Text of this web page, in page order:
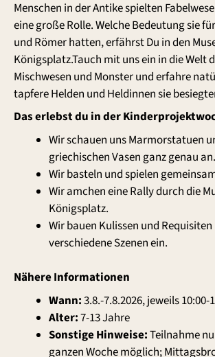
Menschen in der Antike spielten
eine große Rolle. Welche Bedeutung sie
und Römer hatten, erfährst Du in den
Königsplatz.Tauch mit uns ein in die Welt
Mischwesen und Monster und erfahre
tapfere Helden und Heldinnen sie
Das erlebst du in der
Wir schauen uns Marmorstatuen
griechischen Vasen ganz genau an.
Wir basteln und spielen
Wir amchen eine Rally durch die
Königsplatz.
Wir bauen Kulissen und
verschiedene Szenen ein.
Nähere Informationen
Wann:3.8.-7.8.2026, jeweils 10:00-
Alter:7-13 Jahre
Sonstige Hinweise:Teilnahme
ganzen Woche möglich;